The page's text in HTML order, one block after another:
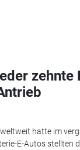
zehnte
hatte im
E-Autos stellten